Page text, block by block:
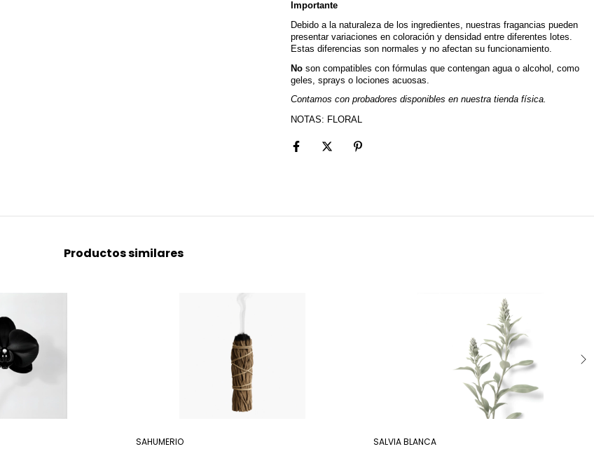
Importante
Debido a la naturaleza de los ingredientes, nuestras fragancias pueden
presentar variaciones en coloración y densidad entre diferentes lotes.
Estas diferencias son normales y no afectan su funcionamiento.
No son compatibles con fórmulas que contengan agua o alcohol, como
geles, sprays o lociones acuosas.
Contamos con probadores disponibles en nuestra tienda física.
NOTAS: FLORAL
Productos similares
SAHUMERIO SALVIA BLANCA